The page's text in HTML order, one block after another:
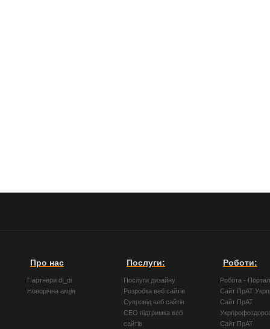
Про нас
Партнери di_di
Новорічна акція
Послуги:
Послуги дизайну
Розробка веб сайтів
Супровід веб сайтів
СЕО підтримка веб
сайтів
Роботи:
Робота -
Сайт ПрАТ
Сайт ПрАТ
Сайт ПрАТ